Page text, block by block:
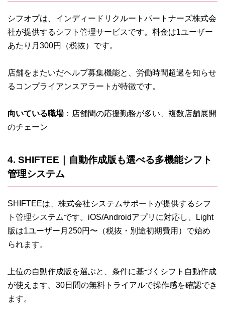
シフオプは、インディードリクルートパートナーズ株式会
社が提供するシフト管理サービスです。料金は1ユーザー
あたり月300円（税抜）です。
店舗をまたいだヘルプ募集機能と、労働時間超過を知らせ
るコンプライアンスアラートが特徴です。
向いている職場：店舗間の応援勤務が多い、複数店舗展開
のチェーン
4. SHIFTEE｜自動作成版も選べる多機能シフト
管理システム
SHIFTEEは、株式会社システムサポートが提供するシフ
ト管理システムです。iOS/Androidアプリに対応し、Light
版は1ユーザー月250円〜（税抜・別途初期費用）で始め
られます。
上位の自動作成版を選ぶと、条件に基づくシフト自動作成
が使えます。30日間の無料トライアルで操作感を確認でき
ます。